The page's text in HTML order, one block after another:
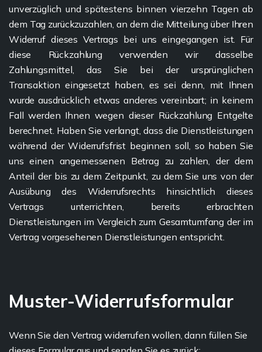
unverzüglich und spätestens binnen vierzehn Tagen ab
dem Tag zurückzuzahlen, an dem die Mitteilung über Ihren
Widerruf dieses Vertrags bei uns eingegangen ist. Für
diese Rückzahlung verwenden wir dasselbe
Zahlungsmittel, das Sie bei der ursprünglichen
Transaktion eingesetzt haben, es sei denn, mit Ihnen
wurde ausdrücklich etwas anderes vereinbart; in keinem
Fall werden Ihnen wegen dieser Rückzahlung Entgelte
berechnet. Haben Sie verlangt, dass die Dienstleistungen
während der Widerrufsfrist beginnen soll, so haben Sie
uns einen angemessenen Betrag zu zahlen, der dem
Anteil der bis zu dem Zeitpunkt, zu dem Sie uns von der
Ausübung des Widerrufsrechts hinsichtlich dieses
Vertrags unterrichten, bereits erbrachten
Dienstleistungen im Vergleich zum Gesamtumfang der im
Vertrag vorgesehenen Dienstleistungen entspricht.
Muster-Widerrufsformular
Wenn Sie den Vertrag widerrufen wollen, dann füllen Sie